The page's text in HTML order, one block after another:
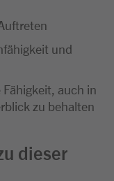
und
auch in
zu behalten
dieser